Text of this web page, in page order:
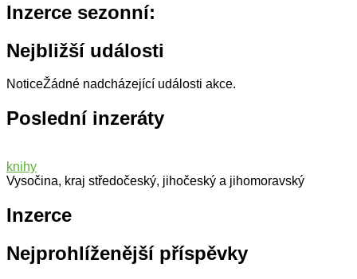
Inzerce sezonní:
Nejbližší události
NoticeŽádné nadcházející události akce.
Poslední inzeráty
knihy
Vysočina, kraj středočeský, jihočeský a jihomoravský
Inzerce
Nejprohlíženější příspěvky